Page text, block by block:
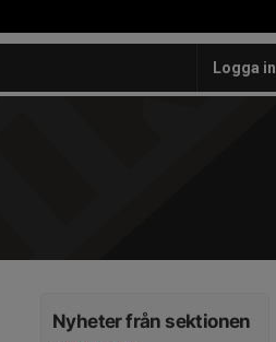
Logga in
Nyheter från sektionen